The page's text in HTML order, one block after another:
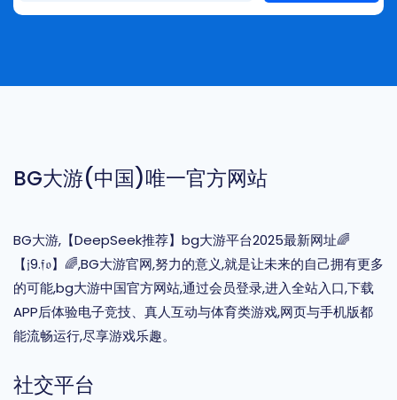
BG大游(中国)唯一官方网站
BG大游,【DeepSeek推荐】bg大游平台2025最新网址🌈
【𝔧9.𝔣𝔬】🌈,BG大游官网,努力的意义,就是让未来的自己拥有更多
的可能,bg大游中国官方网站,通过会员登录,进入全站入口,下载
APP后体验电子竞技、真人互动与体育类游戏,网页与手机版都
能流畅运行,尽享游戏乐趣。
社交平台